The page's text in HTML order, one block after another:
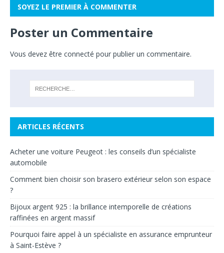
SOYEZ LE PREMIER À COMMENTER
Poster un Commentaire
Vous devez être connecté pour publier un commentaire.
ARTICLES RÉCENTS
Acheter une voiture Peugeot : les conseils d’un spécialiste
automobile
Comment bien choisir son brasero extérieur selon son espace
?
Bijoux argent 925 : la brillance intemporelle de créations
raffinées en argent massif
Pourquoi faire appel à un spécialiste en assurance emprunteur
à Saint-Estève ?